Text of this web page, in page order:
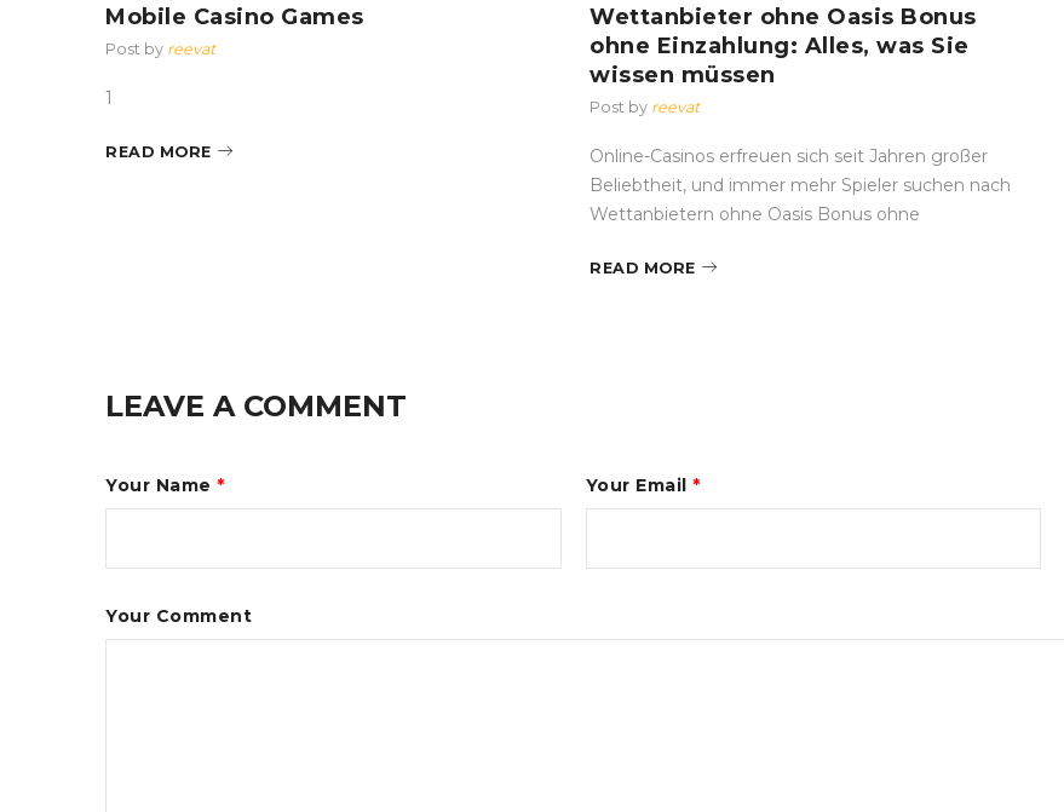
Mobile Casino Games
Post by reevat
1
READ MORE
Wettanbieter ohne Oasis Bonus
ohne Einzahlung: Alles, was Sie
wissen müssen
Post by reevat
Online-Casinos erfreuen sich seit Jahren großer
Beliebtheit, und immer mehr Spieler suchen nach
Wettanbietern ohne Oasis Bonus ohne
READ MORE
LEAVE A COMMENT
Your Name * Your Email *
Your Comment